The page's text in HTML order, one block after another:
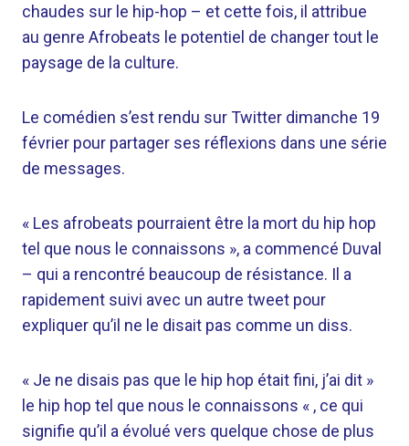
chaudes sur le hip-hop – et cette fois, il attribue
au genre Afrobeats le potentiel de changer tout le
paysage de la culture.
Le comédien s’est rendu sur Twitter dimanche 19
février pour partager ses réflexions dans une série
de messages.
« Les afrobeats pourraient être la mort du hip hop
tel que nous le connaissons », a commencé Duval
– qui a rencontré beaucoup de résistance. Il a
rapidement suivi avec un autre tweet pour
expliquer qu’il ne le disait pas comme un diss.
« Je ne disais pas que le hip hop était fini, j’ai dit »
le hip hop tel que nous le connaissons « , ce qui
signifie qu’il a évolué vers quelque chose de plus